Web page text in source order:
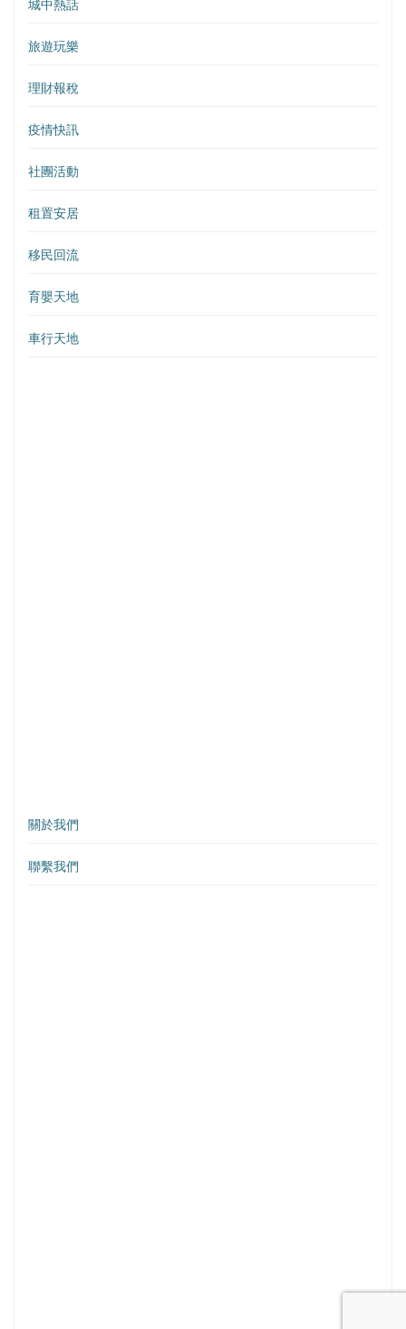
城中熱話
旅遊玩樂
理財報稅
疫情快訊
社團活動
租置安居
移民回流
育嬰天地
車行天地
關於我們
聯繫我們